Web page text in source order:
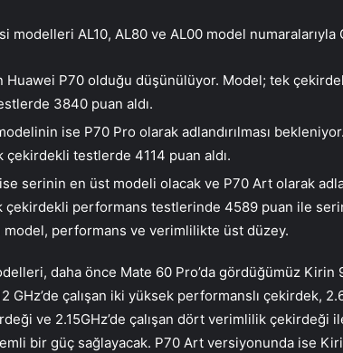
modelleri AL10, AL80 ve AL00 model numaralarıyla
Huawei P70 olduğu düşünülüyor. Model; tek
3840 puan aldı.
ise P70 Pro olarak adlandırılması
çekirdekli testlerde 4114 puan aldı.
serinin en üst modeli olacak ve P70 Art olarak
çekirdekli performans testlerinde 4589 puan ile
model, performans ve verimlilikte üst düzey.
daha önce Mate 60 Pro’da gördüğümüz Kirin
GHz’de çalışan iki yüksek performanslı çekirdek,
ve 2.15GHz’de çalışan dört verimlilik çekirdeği
bir güç sağlayacak. P70 Art versiyonunda ise